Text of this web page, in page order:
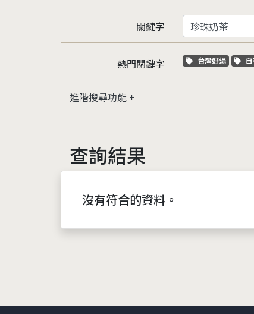
關鍵字
熱門關鍵字 關鍵字標籤
台灣好湯
進階搜尋功能
查詢結果
沒有符合的資料。